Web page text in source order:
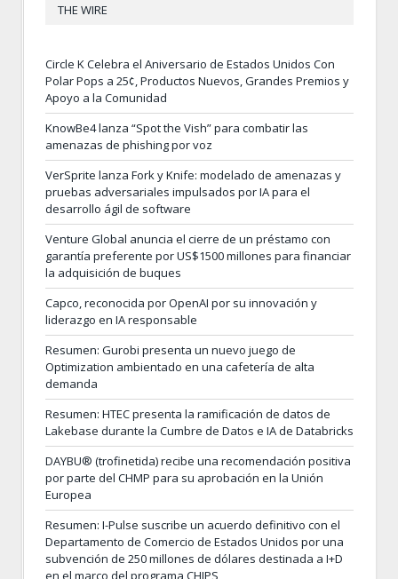
THE WIRE
Circle K Celebra el Aniversario de Estados Unidos Con
Polar Pops a 25¢, Productos Nuevos, Grandes Premios y
Apoyo a la Comunidad
KnowBe4 lanza “Spot the Vish” para combatir las
amenazas de phishing por voz
VerSprite lanza Fork y Knife: modelado de amenazas y
pruebas adversariales impulsados por IA para el
desarrollo ágil de software
Venture Global anuncia el cierre de un préstamo con
garantía preferente por US$1500 millones para financiar
la adquisición de buques
Capco, reconocida por OpenAI por su innovación y
liderazgo en IA responsable
Resumen: Gurobi presenta un nuevo juego de
Optimization ambientado en una cafetería de alta
demanda
Resumen: HTEC presenta la ramificación de datos de
Lakebase durante la Cumbre de Datos e IA de Databricks
DAYBU® (trofinetida) recibe una recomendación positiva
por parte del CHMP para su aprobación en la Unión
Europea
Resumen: I-Pulse suscribe un acuerdo definitivo con el
Departamento de Comercio de Estados Unidos por una
subvención de 250 millones de dólares destinada a I+D
en el marco del programa CHIPS